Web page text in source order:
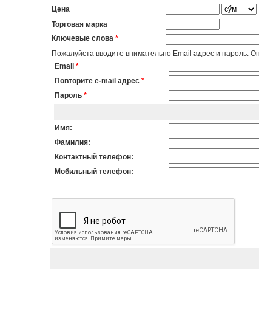
Цена
Торговая марка
Ключевые слова *
Пожалуйста вводите внимательно Email адрес и пароль.
Email *
Повторите e-mail адрес *
Пароль *
Имя:
Фамилия:
Контактный телефон:
Мобильный телефон: